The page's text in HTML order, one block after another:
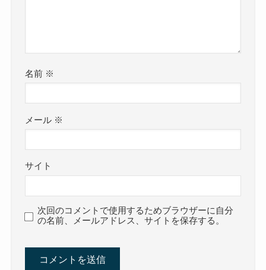
名前 ※
メール ※
サイト
次回のコメントで使用するためブラウザーに自分
の名前、メールアドレス、サイトを保存する。